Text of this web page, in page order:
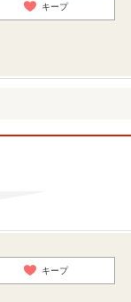
キープ
キープ